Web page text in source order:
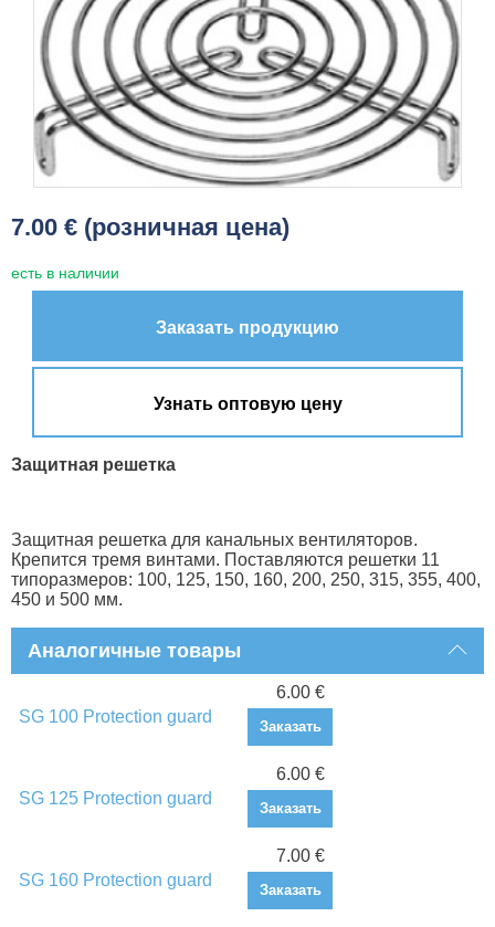
7.00 € (розничная цена)
есть в наличии
Заказать продукцию
Узнать оптовую цену
Защитная решетка
Защитная решетка для канальных вентиляторов.
Крепится тремя винтами. Поставляются решетки 11
типоразмеров: 100, 125, 150, 160, 200, 250, 315, 355, 400,
450 и 500 мм.
Аналогичные товары
SG 100 Protection guard
6.00 €
Заказать
SG 125 Protection guard
6.00 €
Заказать
SG 160 Protection guard
7.00 €
Заказать